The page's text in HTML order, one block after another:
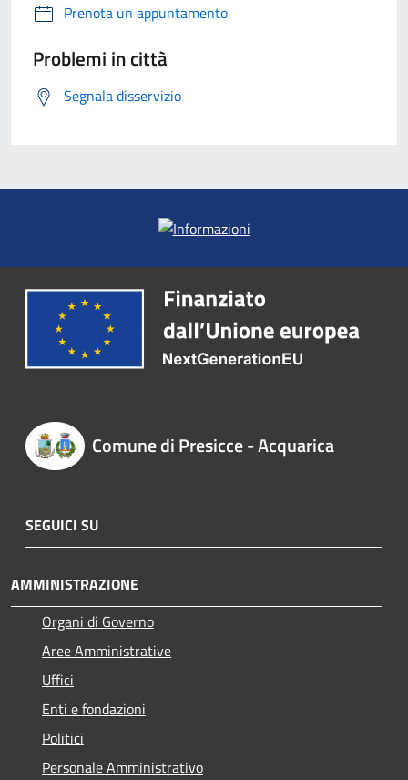
Prenota un appuntamento
Problemi in città
Segnala disservizio
Comune di Presicce - Acquarica
SEGUICI SU
AMMINISTRAZIONE
Organi di Governo
Aree Amministrative
Uffici
Enti e fondazioni
Politici
Personale Amministrativo